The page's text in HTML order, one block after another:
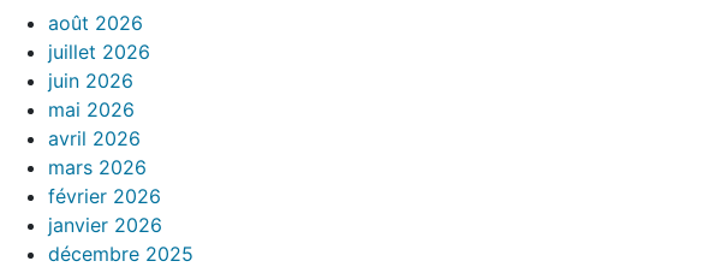
août 2026
juillet 2026
juin 2026
mai 2026
avril 2026
mars 2026
février 2026
janvier 2026
décembre 2025